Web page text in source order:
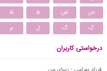
ص
ض ط ظ
ک
گ ل م
درخواستی کاربران